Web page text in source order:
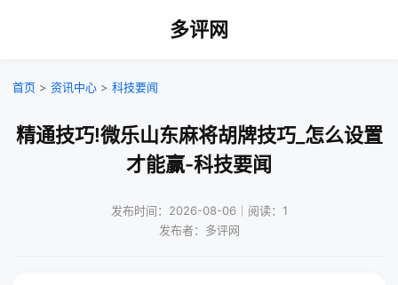
多评网
首页 > 资讯中心 > 科技要闻
精通技巧!微乐山东麻将胡牌技巧_怎么设置
才能赢-科技要闻
发布时间：2026-08-06｜阅读：1
发布者：多评网